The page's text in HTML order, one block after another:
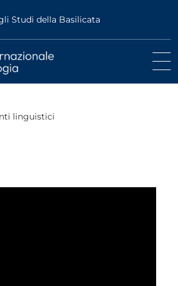
Studi della Basilicata
linguistici